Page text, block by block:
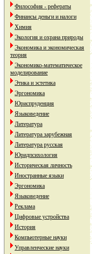
Философия - рефераты
Финансы деньги и налоги
Химия
Экология и охрана природы
Экономика и экономическая
теория
Экономико-математическое
моделирование
Этика и эстетика
Эргономика
Юриспруденция
Языковедение
Литература
Литература зарубежная
Литература русская
Юридпсихология
Историческая личность
Иностранные языки
Эргономика
Языковедение
Реклама
Цифровые устройства
История
Компьютерные науки
Управленческие науки